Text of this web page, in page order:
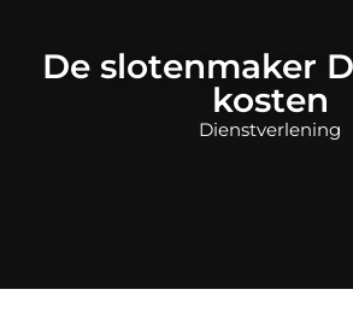
De slotenmaker
kosten
Dienstverlening